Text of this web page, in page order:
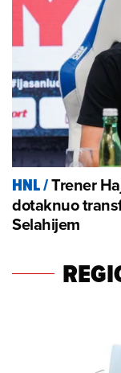
HNL/Trener
dotaknuo
Selahijem